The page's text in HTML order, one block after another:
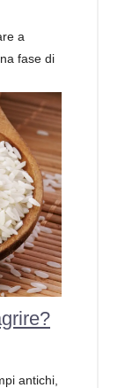
a
fase di
antichi,